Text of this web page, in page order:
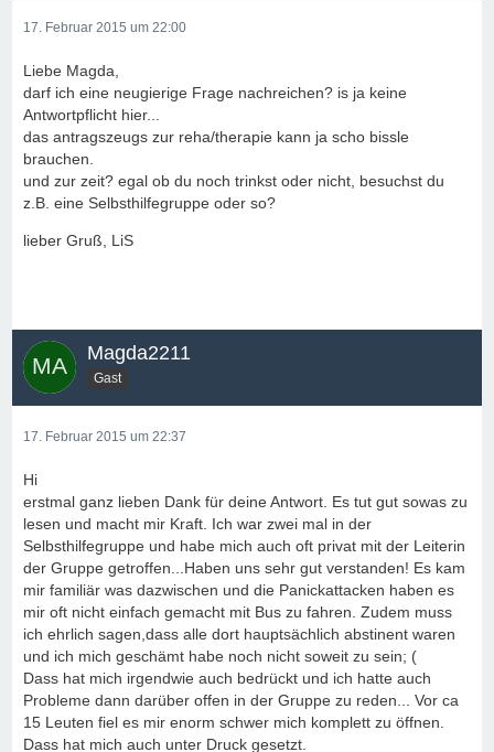
17. Februar 2015 um 22:00
Liebe Magda,
darf ich eine neugierige Frage nachreichen? is ja keine
Antwortpflicht hier...
das antragszeugs zur reha/therapie kann ja scho bissle
brauchen.
und zur zeit? egal ob du noch trinkst oder nicht, besuchst du
z.B. eine Selbsthilfegruppe oder so?
lieber Gruß, LiS
Magda2211
Gast
17. Februar 2015 um 22:37
Hi
erstmal ganz lieben Dank für deine Antwort. Es tut gut sowas zu
lesen und macht mir Kraft. Ich war zwei mal in der
Selbsthilfegruppe und habe mich auch oft privat mit der Leiterin
der Gruppe getroffen...Haben uns sehr gut verstanden! Es kam
mir familiär was dazwischen und die Panickattacken haben es
mir oft nicht einfach gemacht mit Bus zu fahren. Zudem muss
ich ehrlich sagen,dass alle dort hauptsächlich abstinent waren
und ich mich geschämt habe noch nicht soweit zu sein; (
Dass hat mich irgendwie auch bedrückt und ich hatte auch
Probleme dann darüber offen in der Gruppe zu reden... Vor ca
15 Leuten fiel es mir enorm schwer mich komplett zu öffnen.
Dass hat mich auch unter Druck gesetzt.